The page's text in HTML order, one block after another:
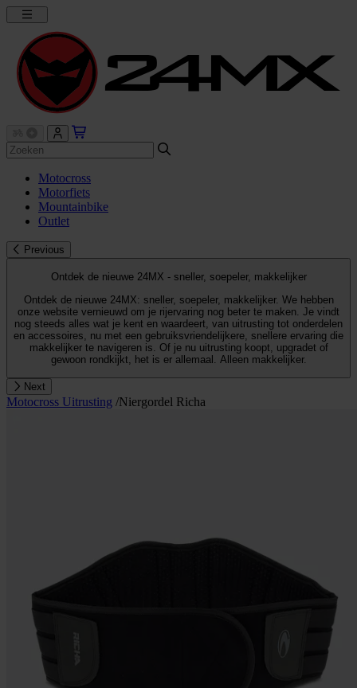
Motocross
Motorfiets
Mountainbike
Outlet
Previous
Ontdek de nieuwe 24MX - sneller, soepeler, makkelijker
Ontdek de nieuwe 24MX: sneller, soepeler, makkelijker. We hebben
onze website vernieuwd om je rijervaring nog beter te maken. Je vindt
nog steeds alles wat je kent en waardeert, van uitrusting tot onderdelen
en accessoires, nu met een gebruiksvriendelijkere, snellere ervaring die
makkelijker te navigeren is. Of je nu uitrusting koopt, upgradet of
gewoon rondkijkt, het is er allemaal. Alleen makkelijker.
Next
Motocross Uitrusting /Niergordel Richa